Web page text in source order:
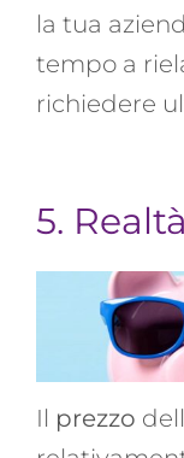
la tua
tempo a
richiedere
5.
Il prezzo